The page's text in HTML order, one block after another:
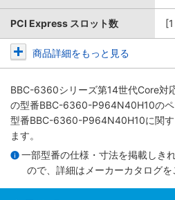
PCI Express スロット数
商品詳細をもっと見る
BBC-6360シリーズ第14世代Core対
の型番BBC-6360-P964N40H10のペ
型番BBC-6360-P964N40H10に関す
ます。
一部型番の仕様・寸法を掲載しき
ので、詳細は メーカーカタログを